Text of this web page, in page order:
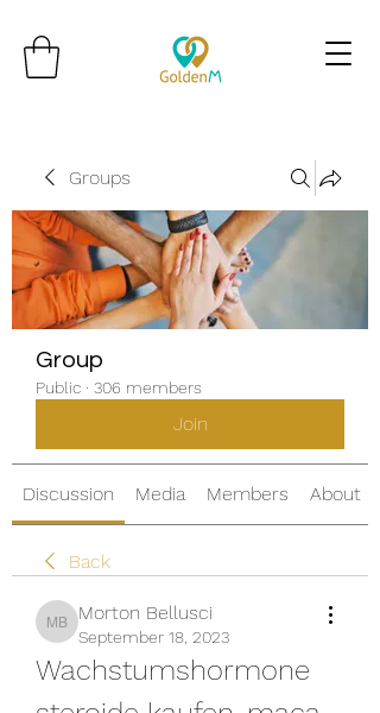
Groups
Group
Public · 306 members
Join
Discussion Media Members About
Back
Morton Bellusci
Morton Bellusci
September 18, 2023
Wachstumshormone